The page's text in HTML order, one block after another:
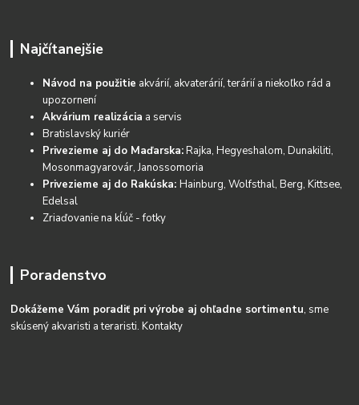
Najčítanejšie
Návod na použitie akvárií, akvaterárií, terárií a niekoľko rád a
upozornení
Akvárium realizácia a servis
Bratislavský kuriér
Privezieme aj do Maďarska:Rajka, Hegyeshalom, Dunakiliti,
Mosonmagyarovár, Janossomoria
Privezieme aj do Rakúska:Hainburg, Wolfsthal, Berg, Kittsee,
Edelsal
Zriaďovanie na kĺúč - fotky
Poradenstvo
Dokážeme Vám poradiť pri výrobe aj ohľadne sortimentu, sme
skúsený akvaristi a teraristi.Kontakty